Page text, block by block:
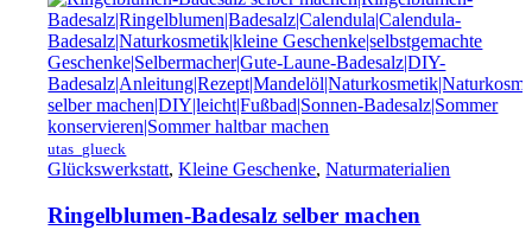
utas_glueck
Glückswerkstatt,Kleine Geschenke,Naturmaterialien
Ringelblumen-Badesalz selber machen